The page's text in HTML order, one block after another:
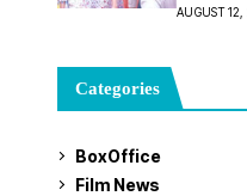
AUGUST
Categories
BoxOffice
Film News